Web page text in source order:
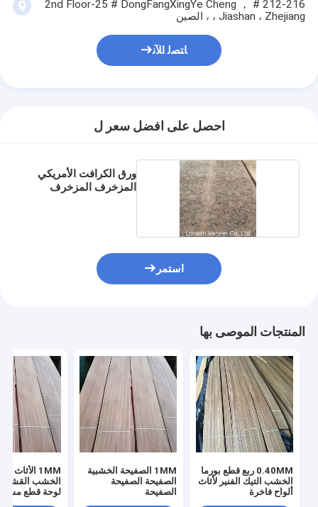
212-216 # ， 2nd Floor-25 # DongFangXingYe Cheng
، Jiashan ، Zhejiang ، الصين
ﺎﺘﺼﻟ ﺍﻶﻧ
احصل على افضل سعر ل
ورق الكرافت الأمريكي
المزخرف المزخرف
استمر
المنتجات الموصى بها
0.40MM ربع قطع بورما
الخشب التيك الفنير لأثاث
ألواح فاخرة
1MM الصفيحة الخشبية
الصفيحة الصفيحة
الصفيحة
لوحة قطع